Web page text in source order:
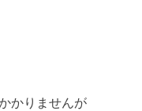
かりませんが